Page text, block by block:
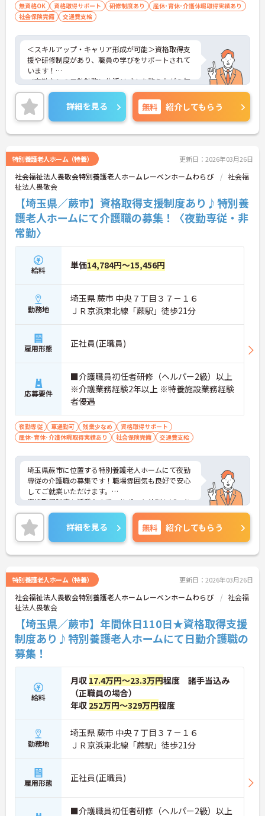
無資格OK 資格取得サポート 研修制度あり
産休･育休･介護休暇取得実績あり
社会保険完備
交通費支給
＜スキルアップ・キャリア形成が可能＞資格取得支
援や研修制度があり、職員の学びをサポートされて
います！
＜夜勤なしの日勤勤務＞生活リズムを整えながら無
理なく働けます。
＜寄り添ったケアの実施＞利用者さまに深く寄り添
ったサービスの提供を目指し、職員の専門性を高め
るような人材育成にも注力されています。
ご興味のある方には、面接対策ポイント等、さらに
詳細を見る 無料 紹介してもらう
特別養護老人ホーム（特養） 更新日：2026年03月26日
社会福祉法人畏敬会特別養護老人ホームレーベンホームわらび
社会福
祉法人畏敬会
【埼玉県／蕨市】資格取得支援制度あり♪特別養
護老人ホームにて介護職の募集！〈夜勤専従・非
常勤〉
給料 単価14,784円～15,456円
勤務地
埼玉県 蕨市 中央７丁目３７－１６
ＪＲ京浜東北線「蕨駅」徒歩21分
雇用形態 正社員(正職員)
応募要件
■介護職員初任者研修（ヘルパー2級）以上
※介護業務経験2年以上 ※特養施設業務経験
者優遇
夜勤専従 車通勤可 残業少なめ
資格取得サポート
産休･育休･介護休暇取得実績あり
社会保険完備 交通費支給
埼玉県蕨市に位置する特別養護老人ホームにて夜勤
専従の介護職の募集です！職場雰囲気も良好で安心
してご就業いただけます。
資格取得制度も活発なので、サポート体制もばっち
りです。
ご興味のある方は是非お気軽にお問い合わせくださ
い。
詳細を見る 無料 紹介してもらう
特別養護老人ホーム（特養） 更新日：2026年03月26日
社会福祉法人畏敬会特別養護老人ホームレーベンホームわらび
社会福
祉法人畏敬会
【埼玉県／蕨市】年間休日110日★資格取得支援
制度あり♪特別養護老人ホームにて日勤介護職の
募集！
給料
月収 17.4万円～23.3万円程度 諸手当込み
（正職員の場合）
年収 252万円～329万円程度
勤務地
埼玉県 蕨市 中央７丁目３７－１６
ＪＲ京浜東北線「蕨駅」徒歩21分
雇用形態 正社員(正職員)
■介護職員初任者研修（ヘルパー2級）以上